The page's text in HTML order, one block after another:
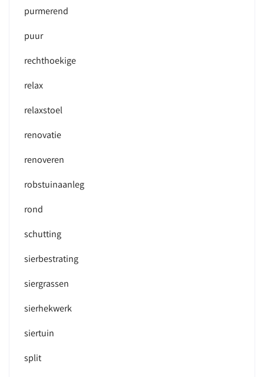
purmerend
puur
rechthoekige
relax
relaxstoel
renovatie
renoveren
robstuinaanleg
rond
schutting
sierbestrating
siergrassen
sierhekwerk
siertuin
split